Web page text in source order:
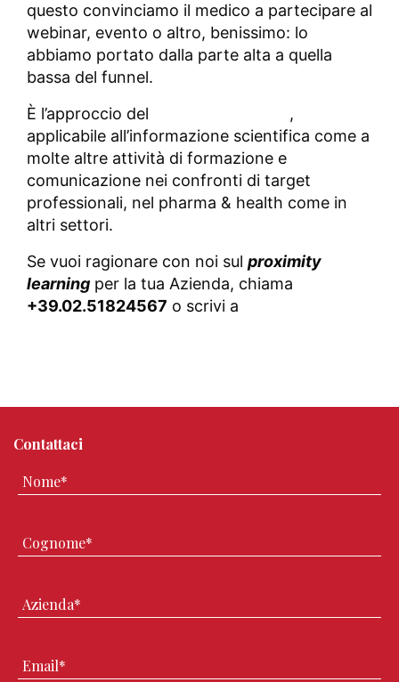
questo convinciamo il medico a partecipare al
webinar, evento o altro, benissimo: lo
abbiamo portato dalla parte alta a quella
bassa del funnel.
È l’approccio del
,
applicabile all’informazione scientifica come a
molte altre attività di formazione e
comunicazione nei confronti di target
professionali, nel pharma & health come in
altri settori.
Se vuoi ragionare con noi sul proximity
learning per la tua Azienda, chiama
+39.02.51824567 o scrivi a
Contattaci